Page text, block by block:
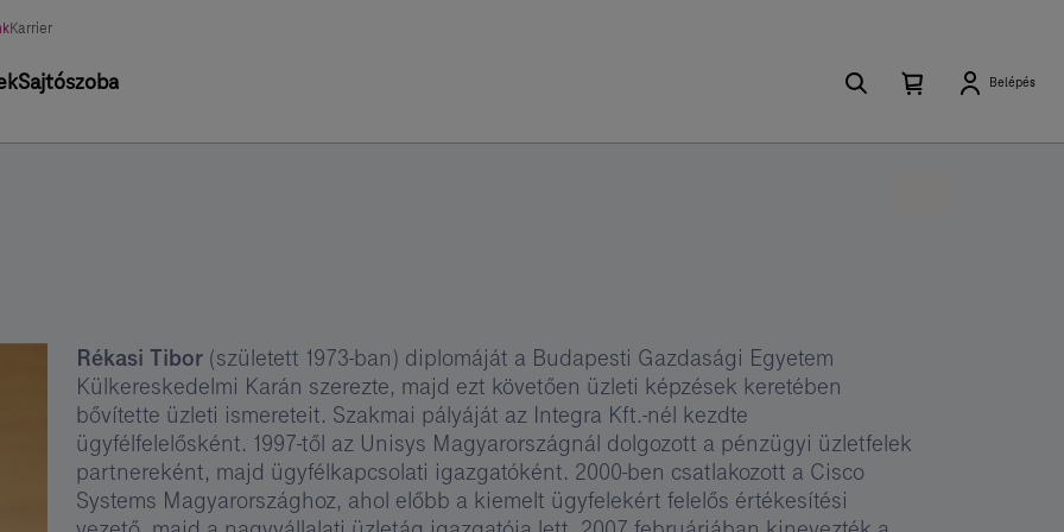
Karrier
Sajtószoba KeresésKosárban
található
Kosár
Belépés
Rékasi Tibor (született 1973-ban) diplomáját a Budapesti Gazdasági Egyetem
Külkereskedelmi Karán szerezte, majd ezt követően üzleti képzések keretében
bővítette üzleti ismereteit. Szakmai pályáját az Integra Kft.-nél kezdte
ügyfélfelelősként. 1997-től az Unisys Magyarországnál dolgozott a pénzügyi üzletfelek
partnereként, majd ügyfélkapcsolati igazgatóként. 2000-ben csatlakozott a Cisco
Systems Magyarországhoz, ahol előbb a kiemelt ügyfelekért felelős értékesítési